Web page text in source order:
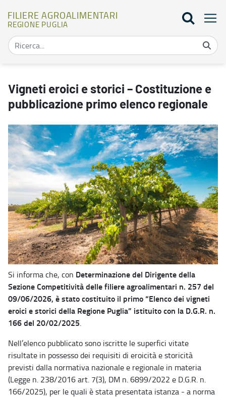
FILIERE AGROALIMENTARI
REGIONE PUGLIA
Vigneti eroici e storici – Costituzione e
pubblicazione primo elenco regionale
Si informa che, con Determinazione del Dirigente della
Sezione Competitività delle filiere agroalimentari n. 257 del
09/06/2026, è stato costituito il primo “Elenco dei vigneti
eroici e storici della Regione Puglia” istituito con la D.G.R. n.
166 del 20/02/2025.
Nell’elenco pubblicato sono iscritte le superfici vitate
risultate in possesso dei requisiti di eroicità e storicità
previsti dalla normativa nazionale e regionale in materia
(Legge n. 238/2016 art. 7(3), DM n. 6899/2022 e D.G.R. n.
166/2025), per le quali è stata presentata istanza - a norma